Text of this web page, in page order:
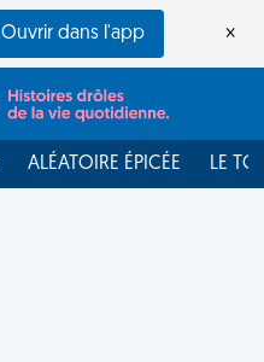
Ouvrir dans l'app ×
ALÉATOIRE ÉPICÉE LE